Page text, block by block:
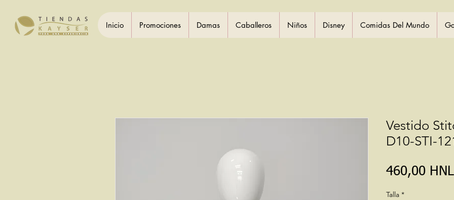
Inicio Promociones Damas Caballeros Niños Disney Comidas Del Mundo
Vestido
D10-STI-
460,00 HNL
Talla *